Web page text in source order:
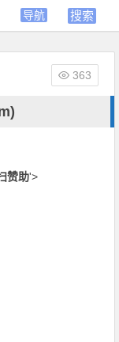
赞助'>
363